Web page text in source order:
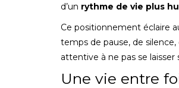
d’un rythme de vie plus
Ce positionnement éclaire
temps de pause, de
attentive à ne pas se
Une vie entre